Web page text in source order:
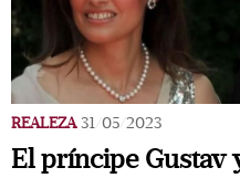
REALEZA 31/05/2023
El príncipe Gustav